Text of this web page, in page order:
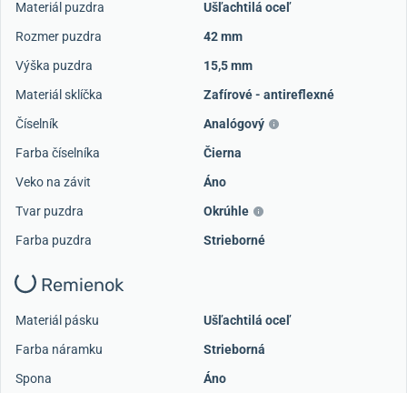
Materiál puzdra
Ušľachtilá oceľ
Rozmer puzdra
42 mm
Výška puzdra
15,5 mm
Materiál sklíčka
Zafírové - antireflexné
Číselník
Analógový
Farba číselníka
Čierna
Veko na závit
Áno
Tvar puzdra
Okrúhle
Farba puzdra
Strieborné
Remienok
Materiál pásku
Ušľachtilá oceľ
Farba náramku
Strieborná
Spona
Áno